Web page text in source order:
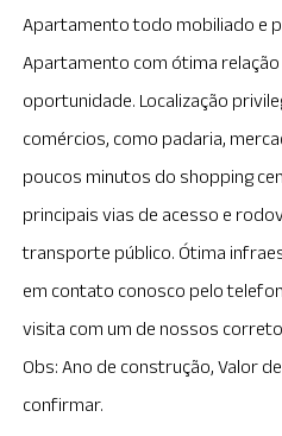
Apartamento todo mobiliado e
Apartamento com ótima
oportunidade. Localização
comércios, como padaria,
poucos minutos do shopping
principais vias de acesso e
transporte público. Ótima
em contato conosco pelo
visita com um de nossos
Obs: Ano de construção, Valor
confirmar.